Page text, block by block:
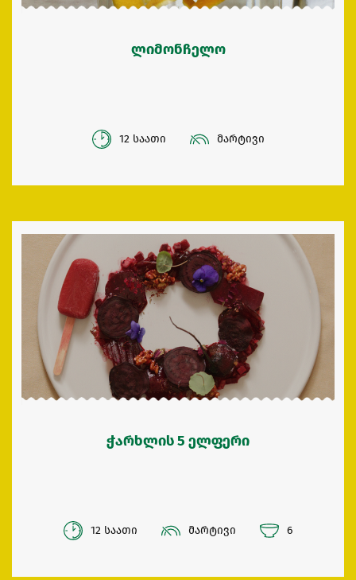
ლიმონჩელო
12 საათი მარტივი
ჭარხლის 5 ელფერი
12 საათი მარტივი 6